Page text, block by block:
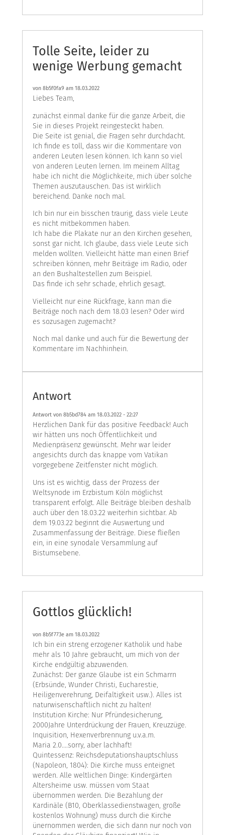
Tolle Seite, leider zu
wenige Werbung gemacht
von 8b5f0fa9 am 18.03.2022
Liebes Team,
zunächst einmal danke für die ganze Arbeit, die
Sie in dieses Projekt reingesteckt haben.
Die Seite ist genial, die Fragen sehr durchdacht.
Ich finde es toll, dass wir die Kommentare von
anderen Leuten lesen können. Ich kann so viel
von anderen Leuten lernen. Im meinem Alltag
habe ich nicht die Möglichkeite, mich über solche
Themen auszutauschen. Das ist wirklich
bereichend. Danke noch mal.
Ich bin nur ein bisschen traurig, dass viele Leute
es nicht mitbekommen haben.
Ich habe die Plakate nur an den Kirchen gesehen,
sonst gar nicht. Ich glaube, dass viele Leute sich
melden wollten. Vielleicht hätte man einen Brief
schreiben können, mehr Beiträge im Radio, oder
an den Bushaltestellen zum Beispiel.
Das finde ich sehr schade, ehrlich gesagt.
Vielleicht nur eine Rückfrage, kann man die
Beiträge noch nach dem 18.03 lesen? Oder wird
es sozusagen zugemacht?
Noch mal danke und auch für die Bewertung der
Kommentare im Nachhinhein.
Antwort
Antwort von 8b5bd784 am 18.03.2022 - 22:27
Herzlichen Dank für das positive Feedback! Auch
wir hätten uns noch Öffentlichkeit und
Medienpräsenz gewünscht. Mehr war leider
angesichts durch das knappe vom Vatikan
vorgegebene Zeitfenster nicht möglich.
Uns ist es wichtig, dass der Prozess der
Weltsynode im Erzbistum Köln möglichst
transparent erfolgt. Alle Beiträge bleiben deshalb
auch über den 18.03.22 weiterhin sichtbar. Ab
dem 19.03.22 beginnt die Auswertung und
Zusammenfassung der Beiträge. Diese fließen
ein, in eine synodale Versammlung auf
Bistumsebene.
Gottlos glücklich!
von 8b5f773e am 18.03.2022
Ich bin ein streng erzogener Katholik und habe
mehr als 10 Jahre gebraucht, um mich von der
Kirche endgültig abzuwenden.
Zunächst: Der ganze Glaube ist ein Schmarrn
(Erbsünde, Wunder Christi, Eucharestie,
Heiligenverehrung, Deifaltigkeit usw.). Alles ist
naturwisenschaftlich nicht zu halten!
Institution Kirche: Nur Pfründesicherung,
2000Jahre Unterdrückung der Frauen, Kreuzzüge.
Inquisition, Hexenverbrennung u.v.a.m.
Maria 2.0....sorry, aber lachhaft!
Quintessenz: Reichsdeputationshauptschluss
(Napoleon, 1804): Die Kirche muss enteignet
werden. Alle weltlichen Dinge: Kindergärten
Altersheime usw. müssen vom Staat
übernommen werden. Die Bezahlung der
Kardinäle (B10, Oberklassedienstwagen, große
kostenlos Wohnung) muss durch die Kirche
ünernommen werden, die sich dann nur noch von